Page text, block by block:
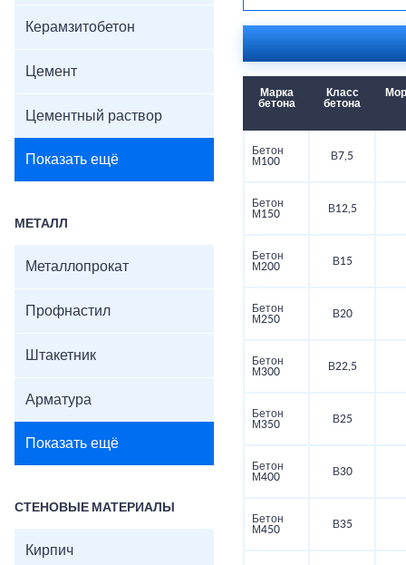
Керамзитобетон
Цемент
Цементный раствор
Показать ещё
МЕТАЛЛ
Металлопрокат
Профнастил
Штакетник
Арматура
Показать ещё
СТЕНОВЫЕ МАТЕРИАЛЫ
Кирпич
Марка
бетона
Класс
бетона
Бетон
М100
В7,5
Бетон
М150
В12,5
Бетон
М200
В15
Бетон
М250
В20
Бетон
М300
В22,5
Бетон
М350
В25
Бетон
М400
В30
Бетон
М450
В35